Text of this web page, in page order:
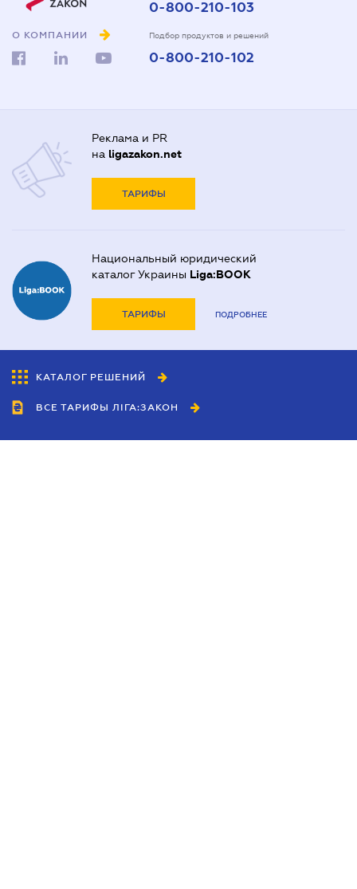
О КОМПАНИИ
0-800-210-103
Подбор продуктов и решений
0-800-210-102
Реклама и PR
на ligazakon.net
ТАРИФЫ
Национальный юридический
каталог Украины Liga:BOOK
ТАРИФЫ ПОДРОБНЕЕ
КАТАЛОГ РЕШЕНИЙ
ВСЕ ТАРИФЫ ЛІГА:ЗАКОН